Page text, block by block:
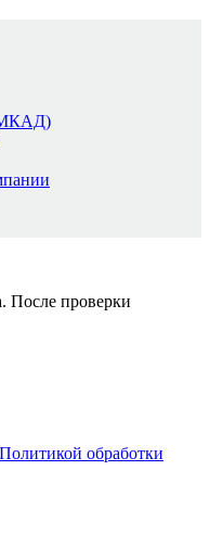
МКАД)
После проверки
обработки